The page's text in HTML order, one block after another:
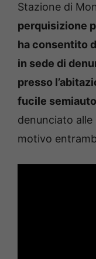
Stazione di
perquisizione
ha consentito
in sede di
presso
fucile
denunciato
motivo